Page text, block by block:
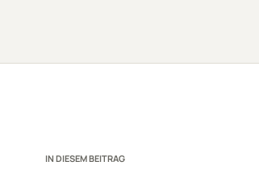
IN DIESEM BEITRAG